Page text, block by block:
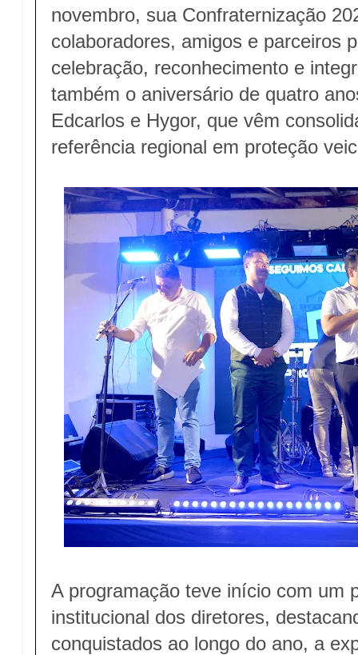
novembro, sua Confraternização
colaboradores, amigos e parceiros
celebração, reconhecimento e
também o aniversário de quatro
Edcarlos e Hygor, que vêm
referência regional em proteção
A programação teve início com um
institucional dos diretores,
conquistados ao longo do ano, a